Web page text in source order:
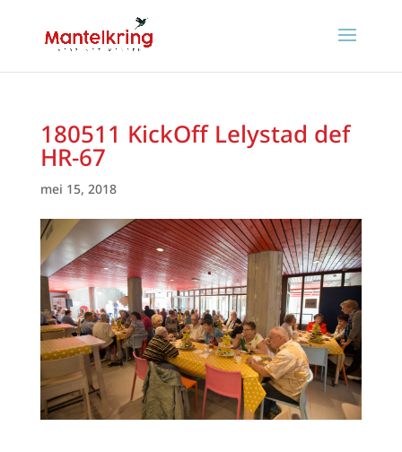
180511 KickOff Lelystad def
HR-67
mei 15, 2018